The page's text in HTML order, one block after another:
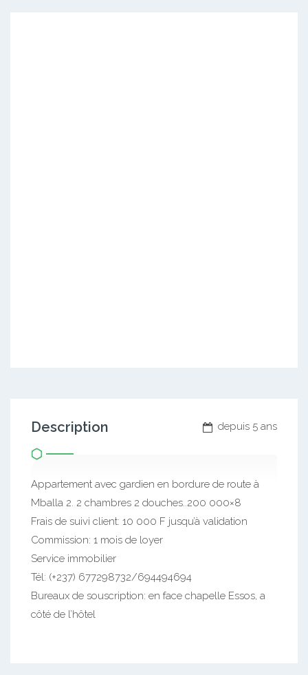
depuis 5 ans
Description
Appartement avec gardien en bordure de route à
Mballa 2. 2 chambres 2 douches..200 000×8
Frais de suivi client: 10 000 F jusqu’à validation
Commission: 1 mois de loyer
Service immobilier
Tél: (+237) 677298732/694494694
Bureaux de souscription: en face chapelle Essos, a
côté de l’hôtel